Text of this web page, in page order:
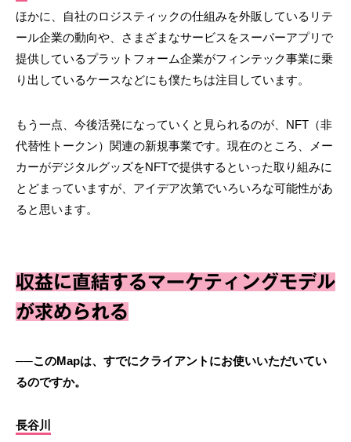
ほかに、自社のロジスティックの仕組みを外販しているリテ
ール企業の動向や、さまざまなサービスをスーパーアプリで
提供しているプラットフォーム企業がフィンテック事業に乗
り出しているケースなどにも僕たちは注目しています。
もう一点、今後活発になっていくと見られるのが、NFT（非
代替性トークン）関連の新規事業です。現在のところ、メー
カーがデジタルグッズをNFTで提供するといった取り組みに
とどまっていますが、アイデア次第でいろいろな可能性があ
ると思います。
収益に直結するマーケティングモデル
が求められる
──このMapは、すでにクライアントにお使いいただいてい
るのですか。
長谷川